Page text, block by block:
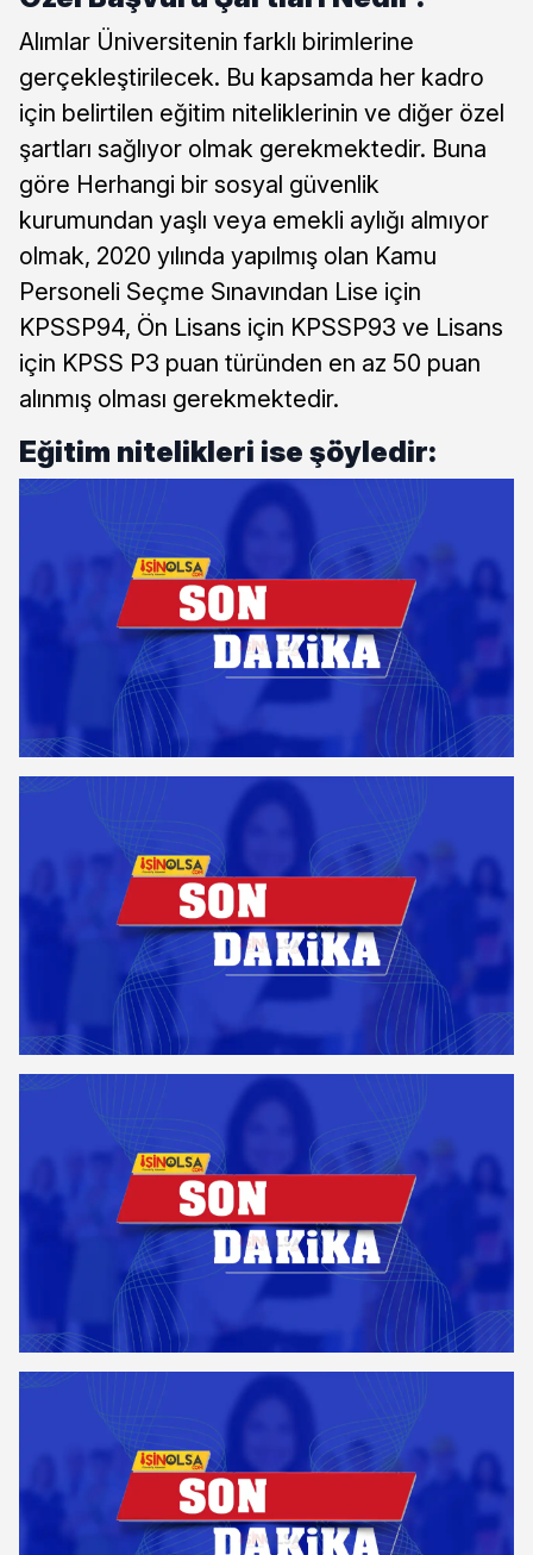
Alımlar Üniversitenin farklı birimlerine
gerçekleştirilecek. Bu kapsamda her kadro
için belirtilen eğitim niteliklerinin ve diğer özel
şartları sağlıyor olmak gerekmektedir. Buna
göre Herhangi bir sosyal güvenlik
kurumundan yaşlı veya emekli aylığı almıyor
olmak, 2020 yılında yapılmış olan Kamu
Personeli Seçme Sınavından Lise için
KPSSP94, Ön Lisans için KPSSP93 ve Lisans
için KPSS P3 puan türünden en az 50 puan
alınmış olması gerekmektedir.
Eğitim nitelikleri ise şöyledir: